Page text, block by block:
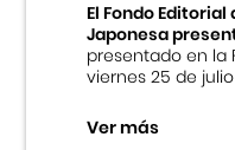
El Fondo
Japonesa
presentado en la
viernes 25 de julio
Ver más